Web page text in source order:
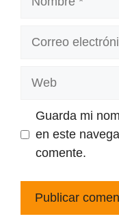
Guarda mi
en este
comente.